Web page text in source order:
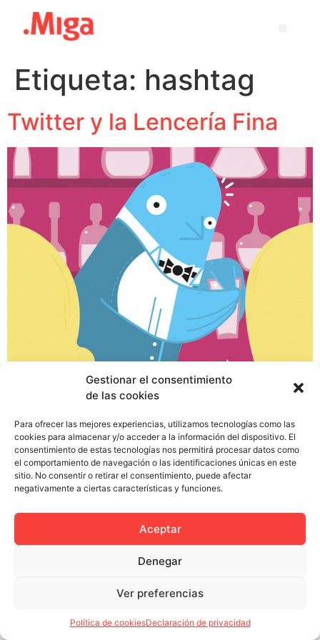
Gestionar el consentimiento
de las cookies
Para ofrecer las mejores experiencias, utilizamos tecnologías como las
cookies para almacenar y/o acceder a la información del dispositivo. El
consentimiento de estas tecnologías nos permitirá procesar datos como
el comportamiento de navegación o las identificaciones únicas en este
sitio. No consentir o retirar el consentimiento, puede afectar
negativamente a ciertas características y funciones.
Aceptar
Denegar
Ver preferencias
Política de cookiesDeclaración de privacidad
Etiqueta: hashtag
Twitter y la Lencería Fina
¿Alguna vez habéis intentado llamar la atención del
camarero de una discoteca desde el otro lado de la
volumen de la música, sino que además os toca
competir con una maraña de clientes que se agolpan en
la barra como tú y que posiblemente tengan […]
Política de privacidad
Política de cookies (UE)
Colectivo Miga © 2023